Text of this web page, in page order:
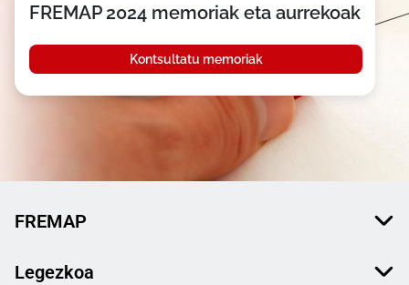
FREMAP 2024 memoriak eta aurrekoak
Kontsultatu memoriak
FREMAP
Legezkoa